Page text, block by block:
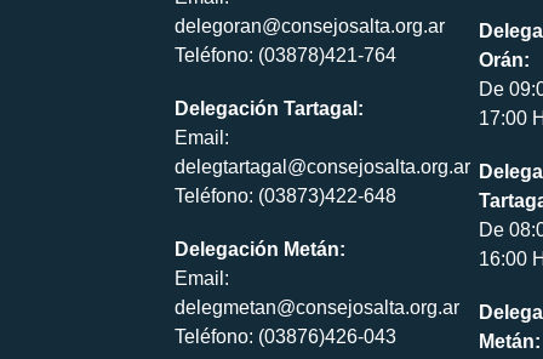
delegoran@consejosalta.org.ar
Teléfono: (03878)421-764
Delegación Tartagal:
Email:
delegtartagal@consejosalta.org.ar
Teléfono: (03873)422-648
Delegación Metán:
Email:
delegmetan@consejosalta.org.ar
Teléfono: (03876)426-043
Orán:
De
17:00
De
16:00
Metán: